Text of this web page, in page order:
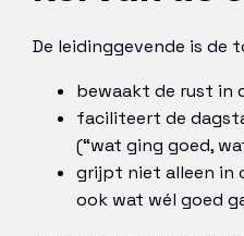
De leidinggevende is de
bewaakt de rust in
faciliteert de
(“wat ging goed,
grijpt niet alleen in
ook wat wél goed